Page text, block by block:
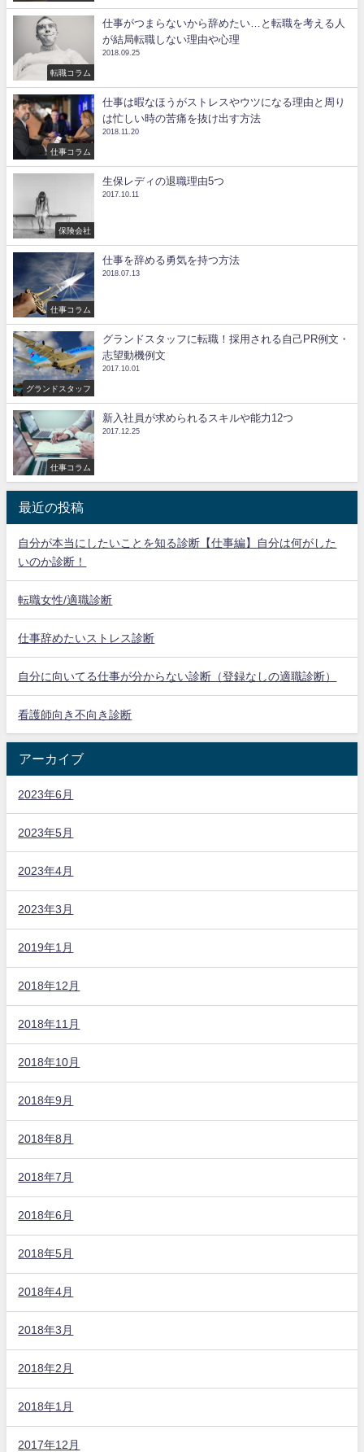
転職コラム
仕事がつまらないから辞めたい…と転職を考える人
が結局転職しない理由や心理
2018.09.25
仕事コラム
仕事は暇なほうがストレスやウツになる理由と周り
は忙しい時の苦痛を抜け出す方法
2018.11.20
保険会社
生保レディの退職理由5つ
2017.10.11
仕事コラム
仕事を辞める勇気を持つ方法
2018.07.13
グランドスタッフ
グランドスタッフに転職！採用される自己PR例文・
志望動機例文
2017.10.01
仕事コラム
新入社員が求められるスキルや能力12つ
2017.12.25
最近の投稿
自分が本当にしたいことを知る診断【仕事編】自分は何がした
いのか診断！
転職女性/適職診断
仕事辞めたいストレス診断
自分に向いてる仕事が分からない診断（登録なしの適職診断）
看護師向き不向き診断
アーカイブ
2023年6月
2023年5月
2023年4月
2023年3月
2019年1月
2018年12月
2018年11月
2018年10月
2018年9月
2018年8月
2018年7月
2018年6月
2018年5月
2018年4月
2018年3月
2018年2月
2018年1月
2017年12月